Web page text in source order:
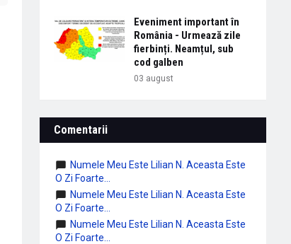
Eveniment important în
România - Urmează zile
fierbinți. Neamțul, sub
cod galben
03 august
Comentarii
Numele Meu Este Lilian N. Aceasta Este
O Zi Foarte...
Numele Meu Este Lilian N. Aceasta Este
O Zi Foarte...
Numele Meu Este Lilian N. Aceasta Este
O Zi Foarte...